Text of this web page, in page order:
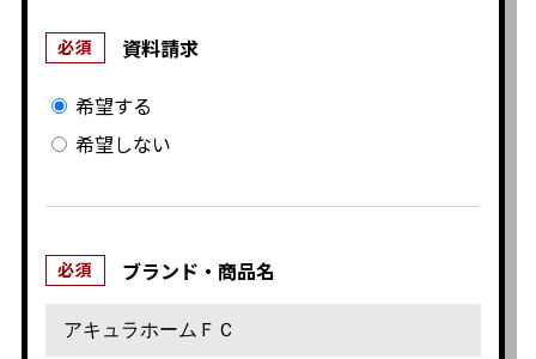
資料請求
必須
希望する
希望しない
ブランド・商品名
必須